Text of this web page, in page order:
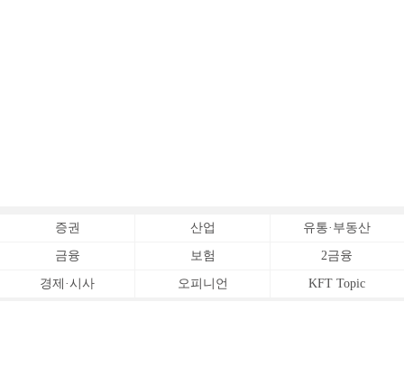
증권 산업 유통·부동산
금융 보험 2금융
경제·시사 오피니언 KFT Topic